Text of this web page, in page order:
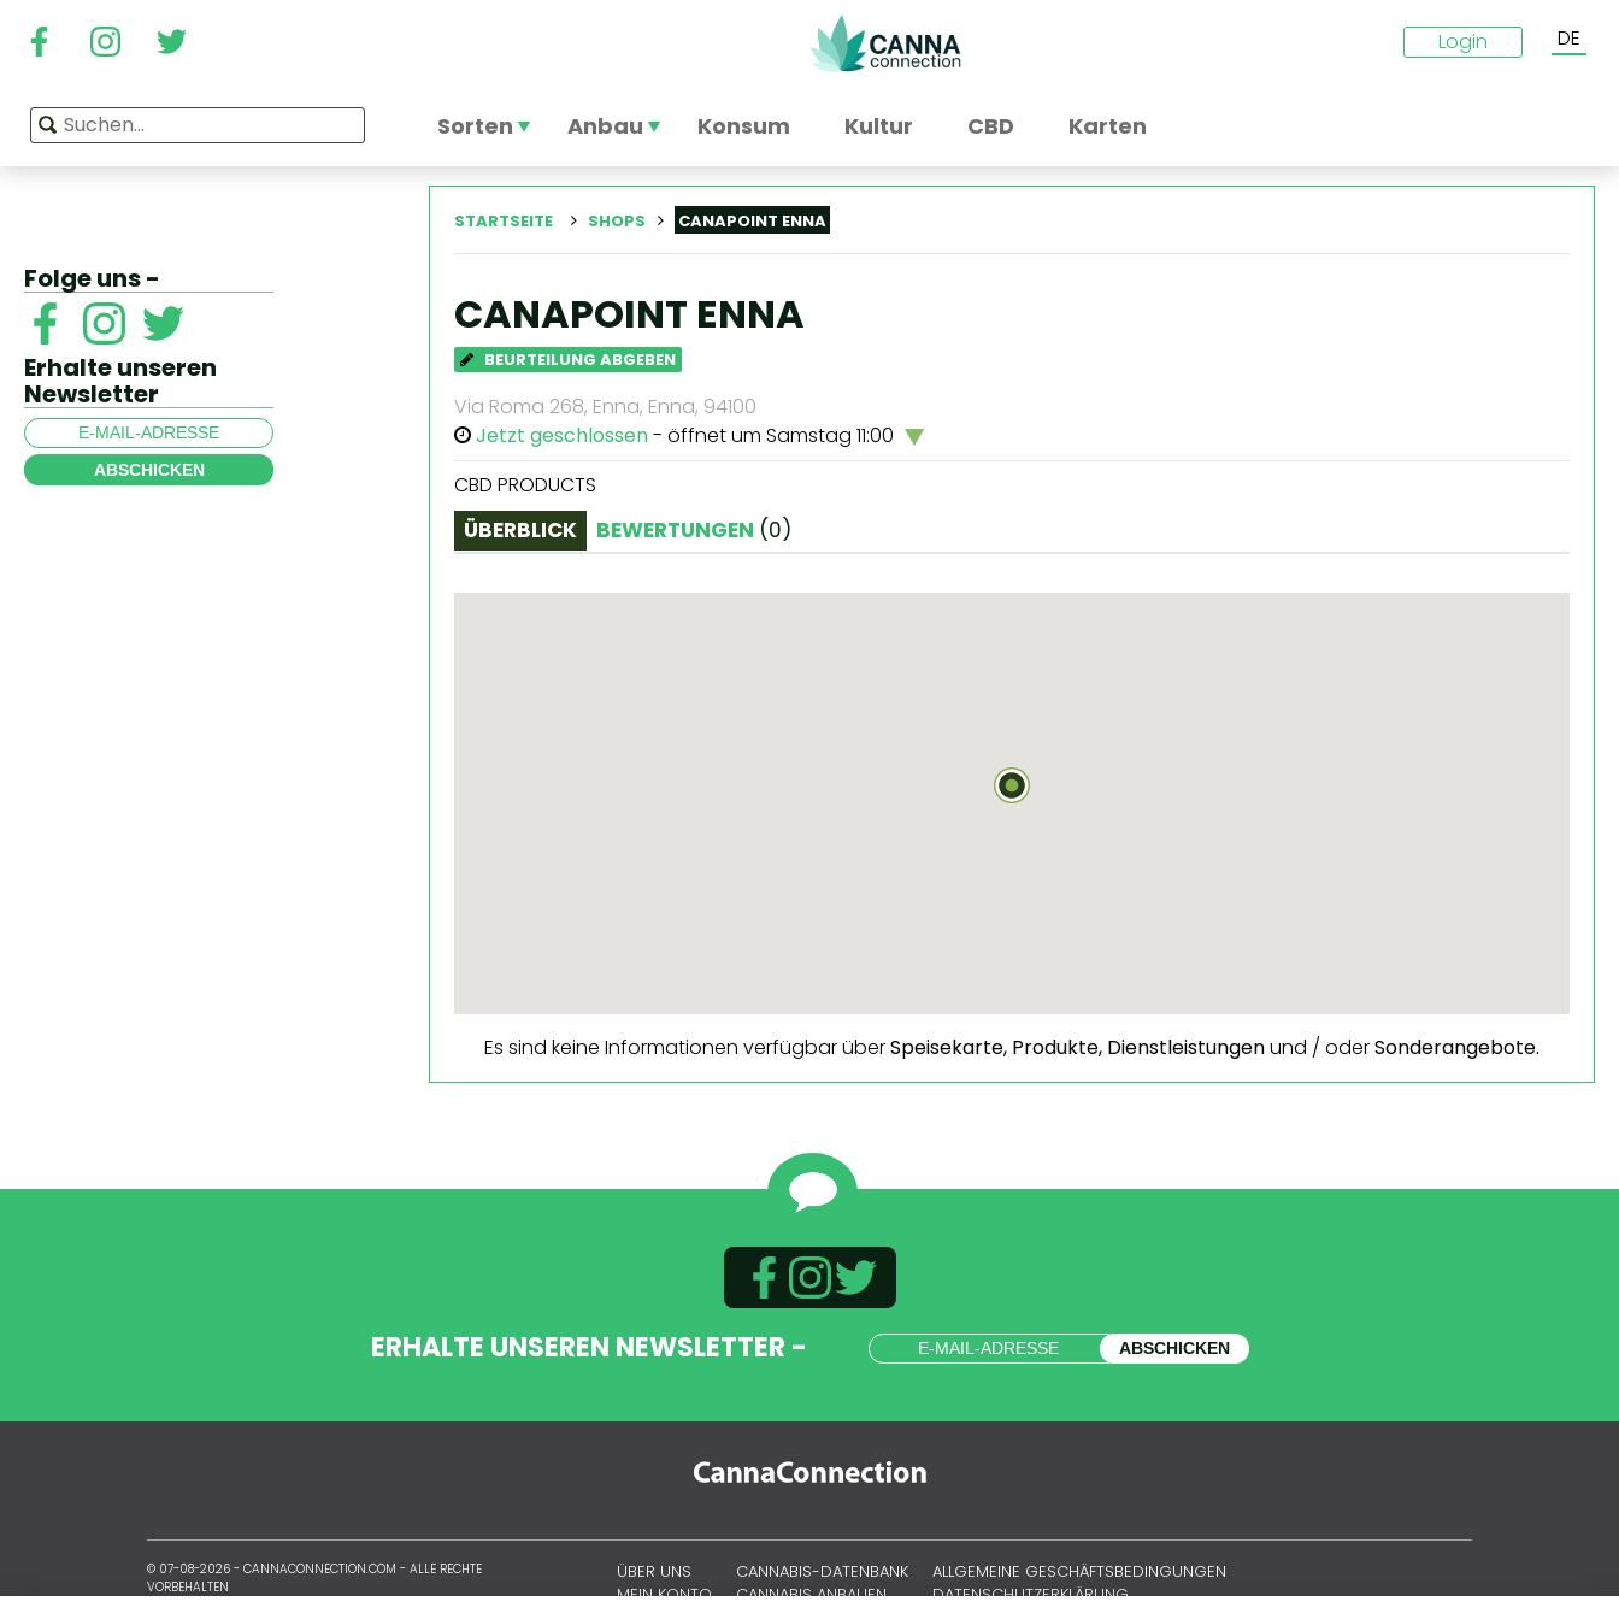
Login DE
Sorten Anbau Konsum Kultur CBD Karten
Folge uns -
Erhalte unseren
Newsletter
ABSCHICKEN
STARTSEITE SHOPS CANAPOINT ENNA
CANAPOINT ENNA
BEURTEILUNG ABGEBEN
Via Roma 268, Enna, Enna, 94100
Jetzt geschlossen- öffnet um Samstag 11:00
CBD PRODUCTS
ÜBERBLICK BEWERTUNGEN (0)
Es sind keine Informationen verfügbar überSpeisekarte, Produkte, Dienstleistungenund / oderSonderangebote.
ERHALTE UNSEREN NEWSLETTER - ABSCHICKEN
© 07-08-2026 - CANNACONNECTION.COM - ALLE RECHTE
VORBEHALTEN
ÜBER UNS
MEIN KONTO
CANNABIS-DATENBANK
CANNABIS ANBAUEN
ALLGEMEINE GESCHÄFTSBEDINGUNGEN
DATENSCHUTZERKLÄRUNG